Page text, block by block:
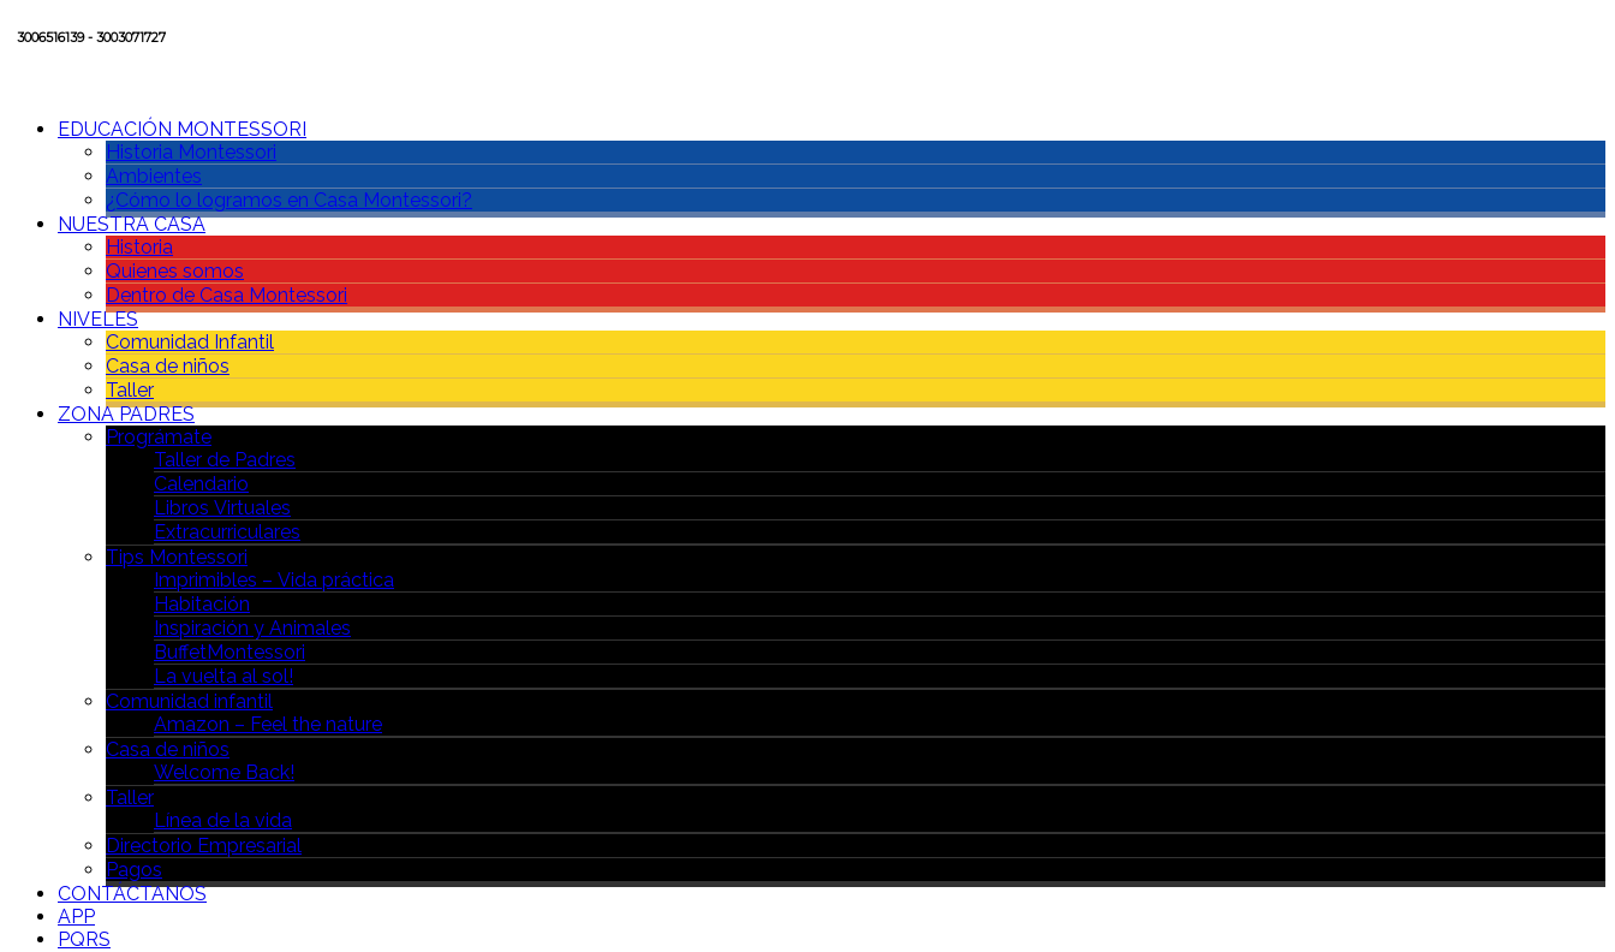
3006516139 - 3003071727
EDUCACIÓN MONTESSORI
Historia Montessori
Ambientes
¿Cómo lo logramos en Casa Montessori?
NUESTRA CASA
Historia
Quienes somos
Dentro de Casa Montessori
NIVELES
Comunidad Infantil
Casa de niños
Taller
ZONA PADRES
Prográmate
Taller de Padres
Calendario
Libros Virtuales
Extracurriculares
Tips Montessori
Imprimibles – Vida práctica
Habitación
Inspiración y Animales
BuffetMontessori
La vuelta al sol!
Comunidad infantil
Amazon – Feel the nature
Casa de niños
Welcome Back!
Taller
Línea de la vida
Directorio Empresarial
Pagos
CONTÁCTANOS
APP
PQRS